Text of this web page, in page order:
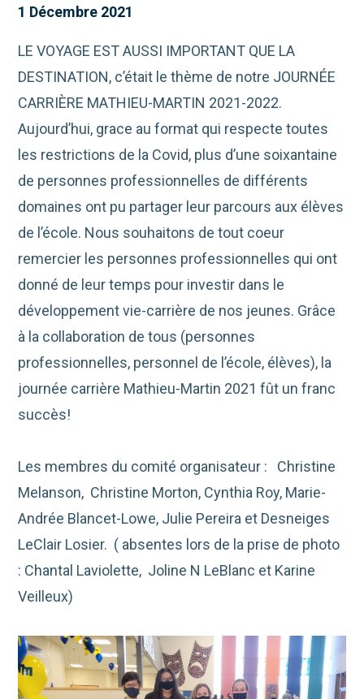
1 Décembre 2021
LE VOYAGE EST AUSSI IMPORTANT QUE LA
DESTINATION, c’était le thème de notre JOURNÉE
CARRIÈRE MATHIEU-MARTIN 2021-2022.
Aujourd’hui, grace au format qui respecte toutes
les restrictions de la Covid, plus d’une soixantaine
de personnes professionnelles de différents
domaines ont pu partager leur parcours aux élèves
de l’école. Nous souhaitons de tout coeur
remercier les personnes professionnelles qui ont
donné de leur temps pour investir dans le
développement vie-carrière de nos jeunes. Grâce
à la collaboration de tous (personnes
professionnelles, personnel de l’école, élèves), la
journée carrière Mathieu-Martin 2021 fût un franc
succès!
Les membres du comité organisateur : Christine
Melanson, Christine Morton, Cynthia Roy, Marie-
Andrée Blancet-Lowe, Julie Pereira et Desneiges
LeClair Losier. ( absentes lors de la prise de photo
: Chantal Laviolette, Joline N LeBlanc et Karine
Veilleux)